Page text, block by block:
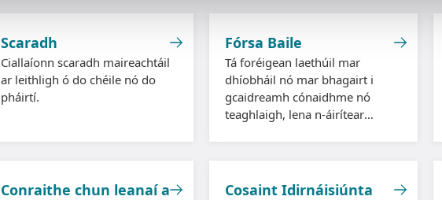
Scaradh
Ciallaíonn scaradh maireachtáil
ar leithligh ó do chéile nó do
pháirtí.
Fórsa Baile
Tá foréigean laethúil mar
dhíobháil nó mar bhagairt i
gcaidreamh cónaidhme nó
teaghlaigh, lena n-áirítear
Conraithe chun leanaí a
Cosaint Idirnáisiúnta